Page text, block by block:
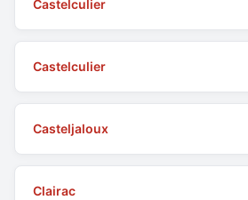
Castelculier
Castelculier
Casteljaloux
Clairac